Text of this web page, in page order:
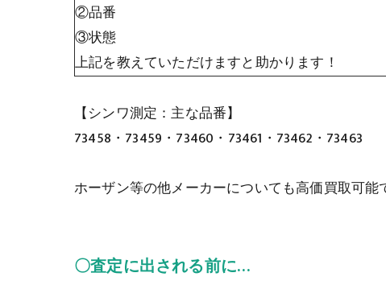
②品番
③状態
上記を教えていただけますと助かります！
【シンワ測定：主な品番】
73458・73459・73460・73461・73462・73463
ホーザン等の他メーカーについても高価買取可能
〇査定に出される前に…